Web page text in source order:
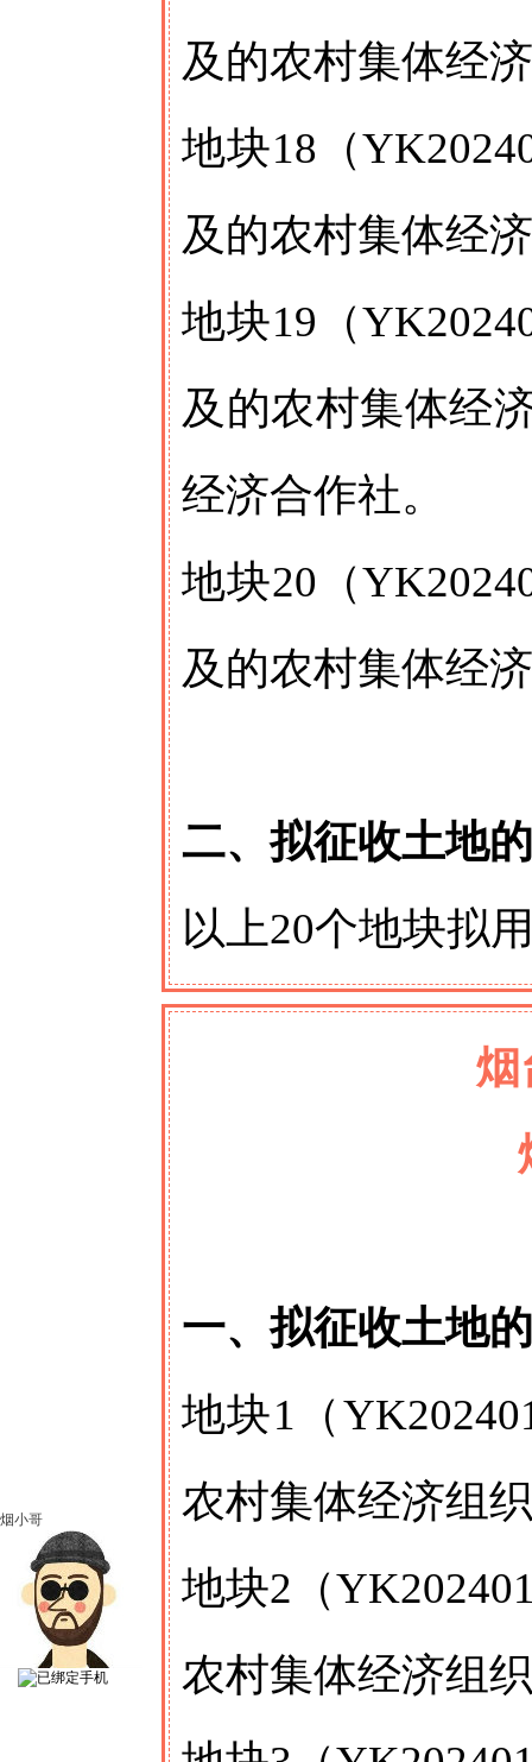
烟小哥
及的农村集体经
地块18（
及的农村集体经
地块19（
及的农村集体经
经济合作社。
地块20（
及的农村集体经
二、拟征收土地
以上20个地块拟
烟
一、拟征收土地
地块1（
农村集体经济组
地块2（
农村集体经济组